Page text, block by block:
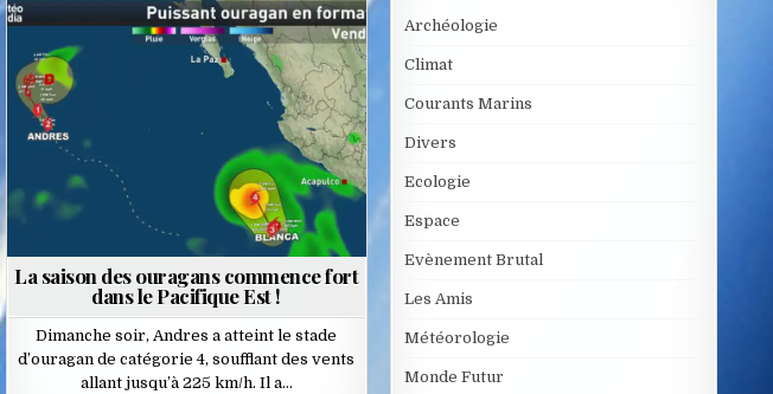
Posted
La saison des ouragans commence fort
dans le Pacifique Est !
Dimanche soir, Andres a atteint le stade
d’ouragan de catégorie 4, soufflant des vents
allant jusqu’à 225 km/h. Il a…
Archéologie
Climat
Courants Marins
Divers
Ecologie
Espace
Evènement Brutal
Les Amis
Météorologie
Monde Futur